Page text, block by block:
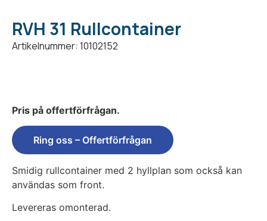
RVH 31 Rullcontainer
Artikelnummer: 10102152
Pris på offertförfrågan.
Ring oss – Offertförfrågan
Smidig rullcontainer med 2 hyllplan som också kan
användas som front.
Levereras omonterad.